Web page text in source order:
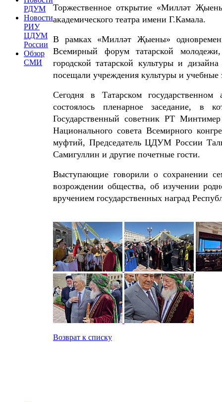
РДУМ
Новости
РИУ
ЦДУМ
России
Обзор
СМИ
Торжественное открытие «Милләт
академического театра имени Г.Камала.
В рамках «Милләт Җыены»
Всемирный форум татарской молодежи,
городской татарской культуры и
посещали учреждения культуры и учебные
Сегодня в Татарском
состоялось пленарное заседание, в
Государственный советник РТ
Национального совета Всемирного
муфтий, Председатель ЦДУМ России
Самигуллин и другие почетные гости.
Выступающие говорили о сохранении
возрождении общества, об изучении
вручением государственных наград
Возврат к списку